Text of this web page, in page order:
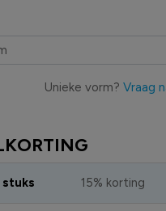
Unieke vorm? Vraag
15% korting